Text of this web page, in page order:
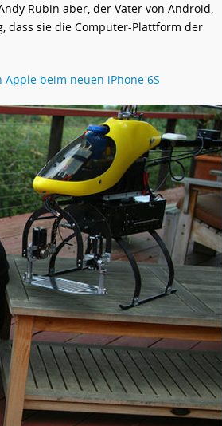
Rubin aber, der Vater von Android,
dass sie die Computer-Plattform der
beim neuen iPhone 6S